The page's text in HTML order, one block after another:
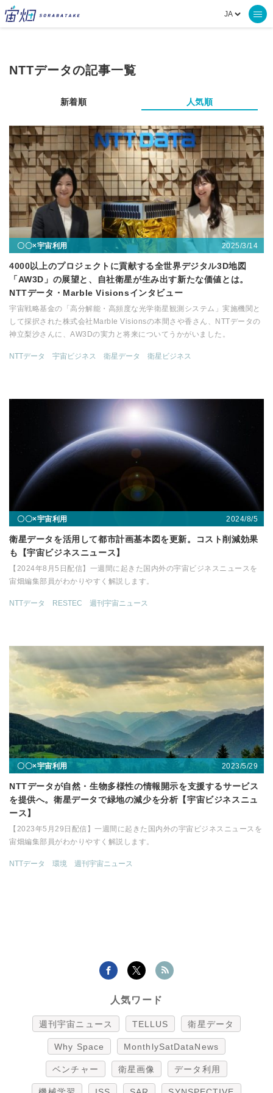
NTTデータの記事一覧
新着順 人気順
〇〇×宇宙利用 2025/3/14
4000以上のプロジェクトに貢献する全世界デジタル3D地図
「AW3D」の展望と、自社衛星が生み出す新たな価値とは。
NTTデータ・Marble Visionsインタビュー
宇宙戦略基金の「高分解能・高頻度な光学衛星観測システム」実施機関と
して採択された株式会社Marble Visionsの本間さや香さん、NTTデータの
神立梨沙さんに、AW3Dの実力と将来についてうかがいました。
NTTデータ 宇宙ビジネス 衛星データ 衛星ビジネス
〇〇×宇宙利用 2024/8/5
衛星データを活用して都市計画基本図を更新。コスト削減効果
も【宇宙ビジネスニュース】
【2024年8月5日配信】一週間に起きた国内外の宇宙ビジネスニュースを
宙畑編集部員がわかりやすく解説します。
NTTデータ RESTEC 週刊宇宙ニュース
〇〇×宇宙利用 2023/5/29
NTTデータが自然・生物多様性の情報開示を支援するサービス
を提供へ。衛星データで緑地の減少を分析【宇宙ビジネスニュ
ース】
【2023年5月29日配信】一週間に起きた国内外の宇宙ビジネスニュースを
宙畑編集部員がわかりやすく解説します。
NTTデータ 環境 週刊宇宙ニュース
人気ワード
週刊宇宙ニュース TELLUS 衛星データ
Why Space MonthlySatDataNews
ベンチャー 衛星画像 データ利用